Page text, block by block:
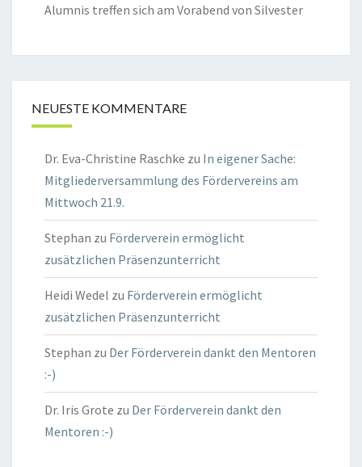
Alumnis treffen sich am Vorabend von Silvester
NEUESTE KOMMENTARE
Dr. Eva-Christine Raschke zu In eigener Sache:
Mitgliederversammlung des Fördervereins am
Mittwoch 21.9.
Stephan zu Förderverein ermöglicht
zusätzlichen Präsenzunterricht
Heidi Wedel zu Förderverein ermöglicht
zusätzlichen Präsenzunterricht
Stephan zu Der Förderverein dankt den Mentoren
:-)
Dr. Iris Grote zu Der Förderverein dankt den
Mentoren :-)